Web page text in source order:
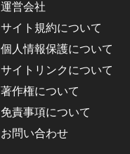
運営会社
サイト規約について
個人情報保護について
サイトリンクについて
著作権について
免責事項について
お問い合わせ